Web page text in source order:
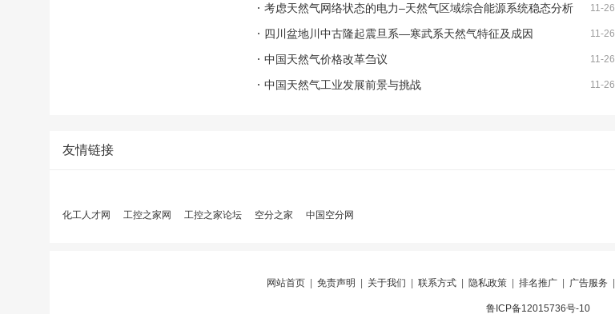
11-26
考虑天然气网络状态的电力–天然气区域综合能源系统稳态分析
11-26
四川盆地川中古隆起震旦系—寒武系天然气特征及成因
11-26
中国天然气价格改革刍议
11-26
中国天然气工业发展前景与挑战
友情链接
化工人才网 工控之家网 工控之家论坛 空分之家 中国空分网
网站首页 免责声明 关于我们 联系方式 隐私政策 排名推广 广告服务
鲁ICP备12015736号-10